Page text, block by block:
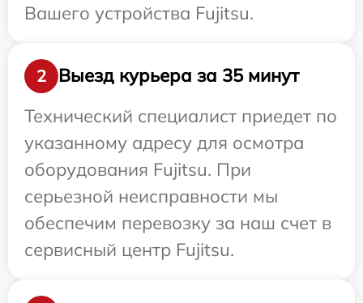
Вашего устройства Fujitsu.
2
Выезд курьера за 35 минут
Технический специалист приедет по
указанному адресу для осмотра
оборудования Fujitsu. При
серьезной неисправности мы
обеспечим перевозку за наш счет в
сервисный центр Fujitsu.